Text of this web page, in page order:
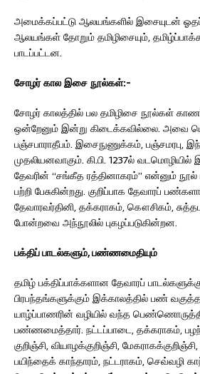
அமைக்கப்பட்டு ஆலயங்களில் இசையுடன்
ஆலயங்கள் தோறும் தமிழிசையும்,
பாடப்பட்டன.
சோழர்காலஇசைநூல்கள்:-
சோழர் காலத்தில் பல தமிழிசை நூல்கள்
ஒன்றேனும் இன்று கிடைக்கவில்லை. அவை
பஞ்சபாராதீபம். இசைநுணுக்கம், பஞ்சமரபு,
முதலியனவாகும். கி.பி. 1237ல்
தேவரின் “சங்கீத ரத்தினாகரம்” என்னும்
பற்றி பேசுகின்றது. குறிப்பாக தேவாரப்
தேவாரவர்தினி, தக்கராகம், கௌசிகம்,
போன்றவை அந்நூலில் புகழப்படுகின்றன.
பக்திப் பாடல்களும், பண்ணமைதியும்
தமிழ் பக்திப்பாக்களான தேவாரப்
பிரபந்தங்களுக்கும் இக்காலத்தில் பண்
யாழ்ப்பாணரின் வழியில் வந்த
பண்ணமைத்தார். நட்டப்பாடை, தக்கராகம்,
குறிஞ்சி, வியாழக்குறிஞ்சி,
பயிந்தைக் காந்தாரம், நட்டராகம், செவ்வழி